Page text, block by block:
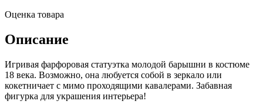
Оценка товара
Описание
Игривая фарфоровая статуэтка молодой барышни в костюме
18 века. Возможно, она любуется собой в зеркало или
кокетничает с мимо проходящими кавалерами. Забавная
фигурка для украшения интерьера!